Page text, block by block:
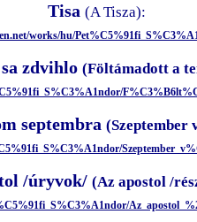
Tisa (A Tisza):
works/hu/
zdvihlo (Föltámadott a
septembra (Szeptember
/úryvok/ (Az apostol /